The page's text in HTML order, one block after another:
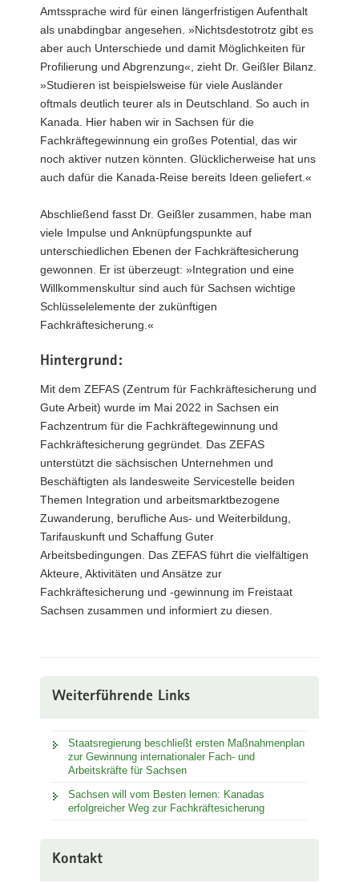
Amtssprache wird für einen längerfristigen Aufenthalt
als unabdingbar angesehen. »Nichtsdestotrotz gibt es
aber auch Unterschiede und damit Möglichkeiten für
Profilierung und Abgrenzung«, zieht Dr. Geißler Bilanz.
»Studieren ist beispielsweise für viele Ausländer
oftmals deutlich teurer als in Deutschland. So auch in
Kanada. Hier haben wir in Sachsen für die
Fachkräftegewinnung ein großes Potential, das wir
noch aktiver nutzen könnten. Glücklicherweise hat uns
auch dafür die Kanada-Reise bereits Ideen geliefert.«
Abschließend fasst Dr. Geißler zusammen, habe man
viele Impulse und Anknüpfungspunkte auf
unterschiedlichen Ebenen der Fachkräftesicherung
gewonnen. Er ist überzeugt: »Integration und eine
Willkommenskultur sind auch für Sachsen wichtige
Schlüsselelemente der zukünftigen
Fachkräftesicherung.«
Hintergrund:
Mit dem ZEFAS (Zentrum für Fachkräftesicherung und
Gute Arbeit) wurde im Mai 2022 in Sachsen ein
Fachzentrum für die Fachkräftegewinnung und
Fachkräftesicherung gegründet. Das ZEFAS
unterstützt die sächsischen Unternehmen und
Beschäftigten als landesweite Servicestelle beiden
Themen Integration und arbeitsmarktbezogene
Zuwanderung, berufliche Aus- und Weiterbildung,
Tarifauskunft und Schaffung Guter
Arbeitsbedingungen. Das ZEFAS führt die vielfältigen
Akteure, Aktivitäten und Ansätze zur
Fachkräftesicherung und -gewinnung im Freistaat
Sachsen zusammen und informiert zu diesen.
Weiterführende Links
Staatsregierung beschließt ersten Maßnahmenplan
zur Gewinnung internationaler Fach- und
Arbeitskräfte für Sachsen
Sachsen will vom Besten lernen: Kanadas
erfolgreicher Weg zur Fachkräftesicherung
Kontakt